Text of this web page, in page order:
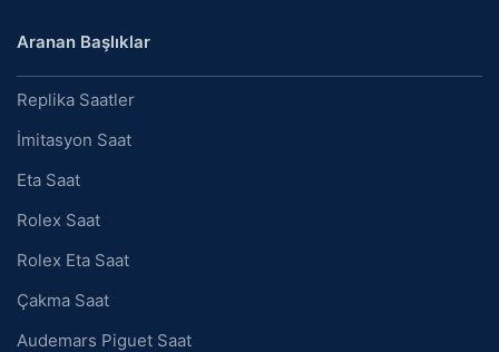
Aranan Başlıklar
Replika Saatler
İmitasyon Saat
Eta Saat
Rolex Saat
Rolex Eta Saat
Çakma Saat
Audemars Piguet Saat